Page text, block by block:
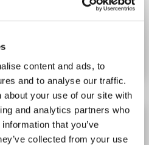
content and ads, to
and to analyse our traffic.
about your use of our site with
and analytics partners who
that you’ve
collected from your use
FACS
Hôte: Human, Lapin